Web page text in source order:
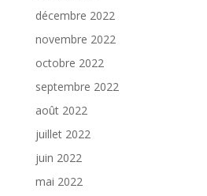
décembre 2022
novembre 2022
octobre 2022
septembre 2022
août 2022
juillet 2022
juin 2022
mai 2022